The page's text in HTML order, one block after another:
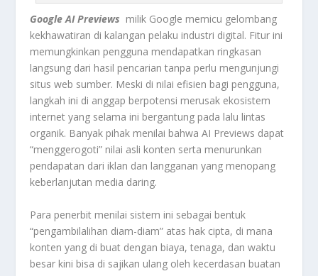
Google AI Previews milik Google memicu gelombang
kekhawatiran di kalangan pelaku industri digital. Fitur ini
memungkinkan pengguna mendapatkan ringkasan
langsung dari hasil pencarian tanpa perlu mengunjungi
situs web sumber. Meski di nilai efisien bagi pengguna,
langkah ini di anggap berpotensi merusak ekosistem
internet yang selama ini bergantung pada lalu lintas
organik. Banyak pihak menilai bahwa AI Previews dapat
“menggerogoti” nilai asli konten serta menurunkan
pendapatan dari iklan dan langganan yang menopang
keberlanjutan media daring.
Para penerbit menilai sistem ini sebagai bentuk
“pengambilalihan diam-diam” atas hak cipta, di mana
konten yang di buat dengan biaya, tenaga, dan waktu
besar kini bisa di sajikan ulang oleh kecerdasan buatan